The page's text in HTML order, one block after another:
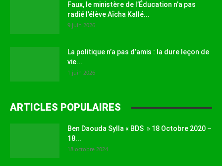
Faux, le ministère de l’Éducation n’a pas
radié l’élève Aïcha Kallé...
9 juin 2026
La politique n’a pas d’amis : la dure leçon de
vie...
1 juin 2026
ARTICLES POPULAIRES
Ben Daouda Sylla « BDS » 18 Octobre 2020 –
18...
18 octobre 2024